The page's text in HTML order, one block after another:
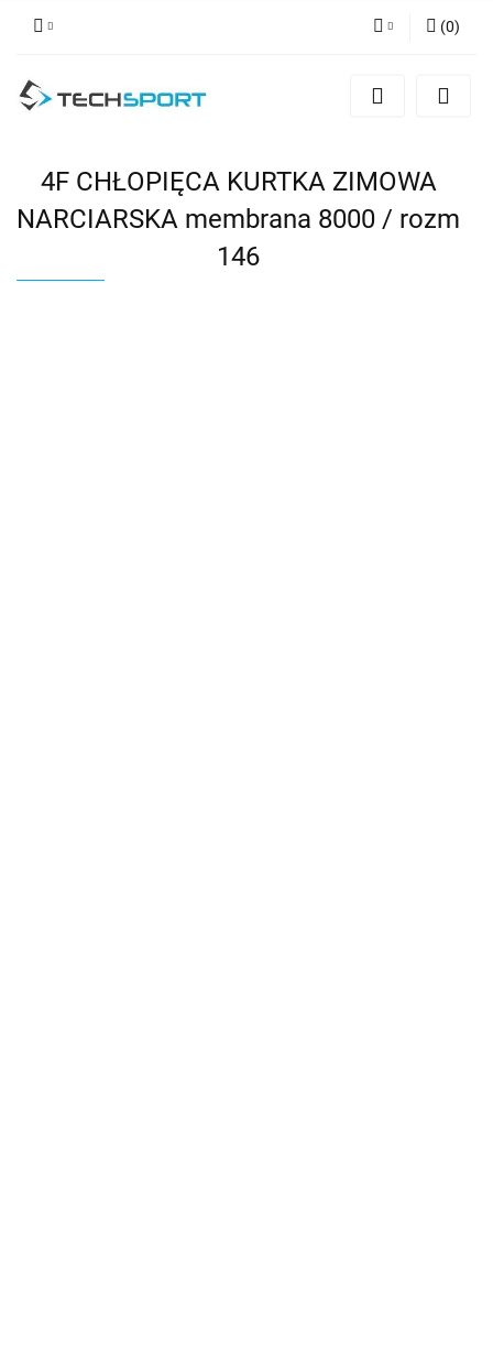
Zaloguj się
(0)
4F CHŁOPIĘCA KURTKA ZIMOWA
NARCIARSKA membrana 8000 / rozm
146